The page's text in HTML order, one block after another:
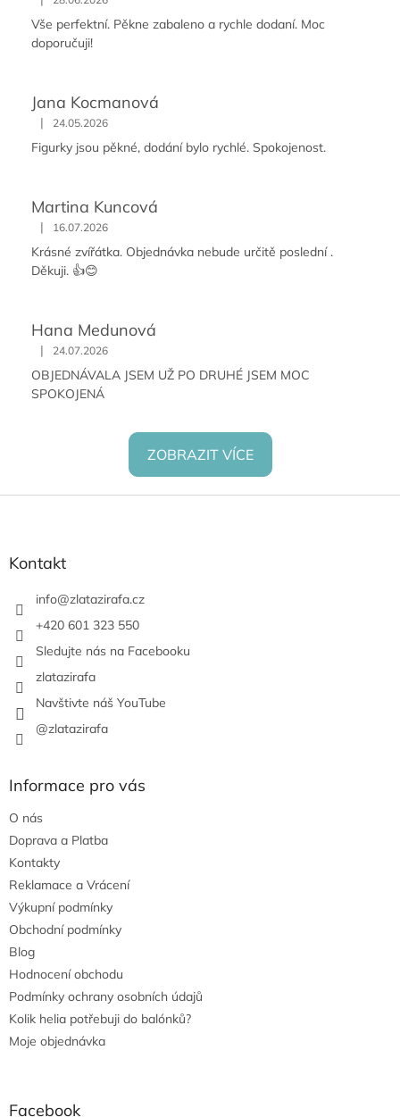
Vše perfektní. Pěkne zabaleno a rychle dodaní. Moc
doporučuji!
Jana Kocmanová
| 24.05.2026
Figurky jsou pěkné, dodání bylo rychlé. Spokojenost.
Martina Kuncová
| 16.07.2026
Krásné zvířátka. Objednávka nebude určitě poslední .
Děkuji. 👍😊
Hana Medunová
| 24.07.2026
OBJEDNÁVALA JSEM UŽ PO DRUHÉ JSEM MOC
SPOKOJENÁ
ZOBRAZIT VÍCE
Z
Kontakt
info@zlatazirafa.cz
+420 601 323 550
Sledujte nás na Facebooku
zlatazirafa
Navštivte náš YouTube
@zlatazirafa
Informace pro vás
O nás
Doprava a Platba
Kontakty
Reklamace a Vrácení
Výkupní podmínky
Obchodní podmínky
Blog
Hodnocení obchodu
Podmínky ochrany osobních údajů
Kolik helia potřebuji do balónků?
Moje objednávka
Facebook